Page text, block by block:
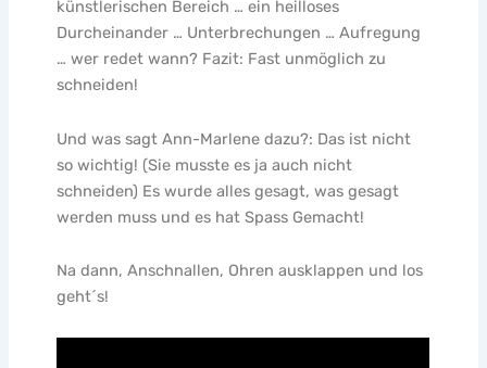
künstlerischen Bereich … ein heilloses
Durcheinander … Unterbrechungen … Aufregung
… wer redet wann? Fazit: Fast unmöglich zu
schneiden!
Und was sagt Ann-Marlene dazu?: Das ist nicht
so wichtig! (Sie musste es ja auch nicht
schneiden) Es wurde alles gesagt, was gesagt
werden muss und es hat Spass Gemacht!
Na dann, Anschnallen, Ohren ausklappen und los
geht´s!